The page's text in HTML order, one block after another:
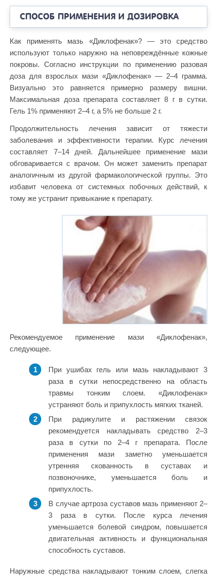
СПОСОБ ПРИМЕНЕНИЯ И ДОЗИРОВКА
Как применять мазь «Диклофенак»? — это средство
используют только наружно на неповреждённые кожные
покровы. Согласно инструкции по применению разовая
доза для взрослых мази «Диклофенак» — 2–4 грамма.
Визуально это равняется примерно размеру вишни.
Максимальная доза препарата составляет 8 г в сутки.
Гель 1% применяют 2–4 г, а 5% не больше 2 г.
Продолжительность лечения зависит от тяжести
заболевания и эффективности терапии. Курс лечения
составляет 7–14 дней. Дальнейшее применение мази
обговаривается с врачом. Он может заменить препарат
аналогичным из другой фармакологической группы. Это
избавит человека от системных побочных действий, к
тому же устранит привыкание к препарату.
Рекомендуемое применение мази «Диклофенак»,
следующее.
При ушибах гель или мазь накладывают 3
раза в сутки непосредственно на область
травмы тонким слоем. «Диклофенак»
устраняют боль и припухлость мягких тканей.
При радикулите и растяжении связок
рекомендуется накладывать средство 2–3
раза в сутки по 2–4 г препарата. После
применения мази заметно уменьшается
утренняя скованность в суставах и
позвоночнике, уменьшается боль и
припухлость.
В случае артроза суставов мазь применяют 2–
3 раза в сутки. После курса лечения
уменьшается болевой синдром, повышается
двигательная активность и функциональная
способность суставов.
Наружные средства накладывают тонким слоем, слегка